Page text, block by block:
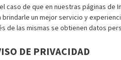
caso de que en nuestras páginas
un mejor servicio y
de las mismas se obtienen datos
DE PRIVACIDAD